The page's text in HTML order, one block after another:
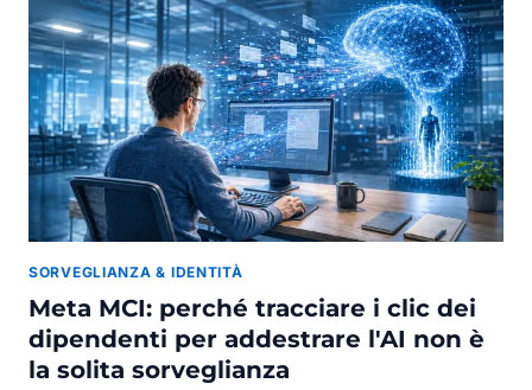
SORVEGLIANZA & IDENTITÀ
Meta MCI: perché tracciare i clic dei
dipendenti per addestrare l'AI non è
la solita sorveglianza